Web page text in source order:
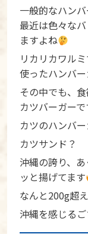
一般的なハン
最近は色々な
ますよね
リカリカワル
使ったハンバ
その中でも、
カツバーガーで
カツのハンバー
カツサンド？
沖縄の誇り、
ッと揚げてます
なんと200g超
沖縄を感じる